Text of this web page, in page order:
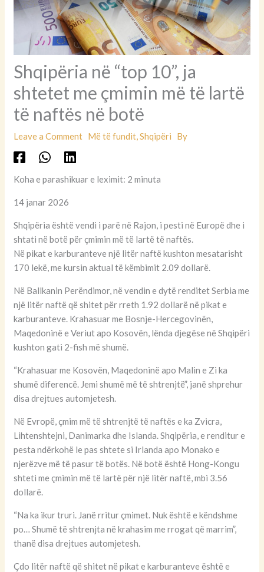
Shqipëria në “top 10”, ja
shtetet me çmimin më të lartë
të naftës në botë
Leave a Comment Më të fundit,Shqipëri By
Koha e parashikuar e leximit: 2 minuta
14 janar 2026
Shqipëria është vendi i parë në Rajon, i pesti në Europë dhe i
shtati në botë për çmimin më të lartë të naftës.
Në pikat e karburanteve një litër naftë kushton mesatarisht
170 lekë, me kursin aktual të këmbimit 2.09 dollarë.
Në Ballkanin Perëndimor, në vendin e dytë renditet Serbia me
një litër naftë që shitet për rreth 1.92 dollarë në pikat e
karburanteve. Krahasuar me Bosnje-Hercegovinën,
Maqedoninë e Veriut apo Kosovën, lënda djegëse në Shqipëri
kushton gati 2-fish më shumë.
“Krahasuar me Kosovën, Maqedoninë apo Malin e Zi ka
shumë diferencë. Jemi shumë më të shtrenjtë”, janë shprehur
disa drejtues automjetesh.
Në Evropë, çmim më të shtrenjtë të naftës e ka Zvicra,
Lihtenshtejni, Danimarka dhe Islanda. Shqipëria, e renditur e
pesta ndërkohë le pas shtete si Irlanda apo Monako e
njerëzve më të pasur të botës. Në botë është Hong-Kongu
shteti me çmimin më të lartë për një litër naftë, mbi 3.56
dollarë.
“Na ka ikur truri. Janë rritur çmimet. Nuk është e këndshme
po… Shumë të shtrenjta në krahasim me rrogat që marrim”,
thanë disa drejtues automjetesh.
Çdo litër naftë që shitet në pikat e karburanteve është e